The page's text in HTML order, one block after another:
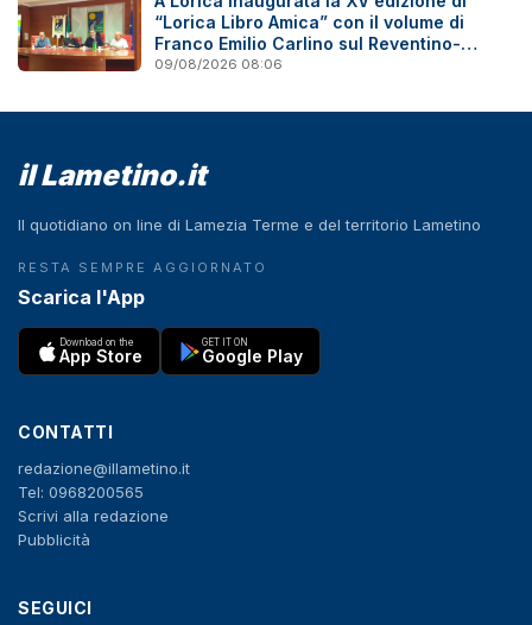
“Lorica Libro Amica” con il volume di
Franco Emilio Carlino sul Reventino-
Savuto
09/08/2026 08:06
il Lametino.it
Il quotidiano on line di Lamezia Terme e del territorio Lametino
RESTA SEMPRE AGGIORNATO
Scarica l'App
Download on the
App Store
GET IT ON
Google Play
CONTATTI
redazione@illametino.it
Tel: 0968200565
Scrivi alla redazione
Pubblicità
SEGUICI